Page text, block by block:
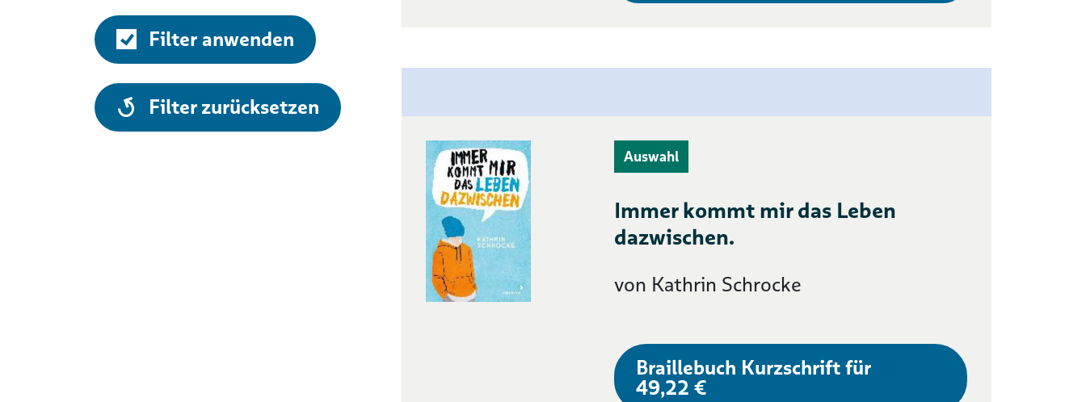
Filter anwenden
alle
Filter zurücksetzen
Auswahl
Immer kommt mir das Leben
dazwischen.
von Kathrin Schrocke
Braillebuch Kurzschrift für
49,22 €